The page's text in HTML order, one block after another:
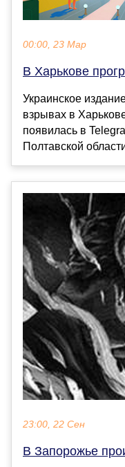
00:00, 23 Мар
В Харькове
Украинское
взрывах в
появилась в
Полтавской
23:00, 22 Сен
В Запорожье